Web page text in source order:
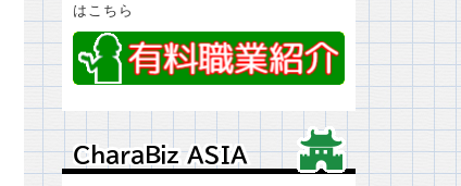
はこちら
ＣｈａｒａＢｉｚ ＡＳＩＡ
ＣｈａｒａＢｉｚ ＡＳＩＡ